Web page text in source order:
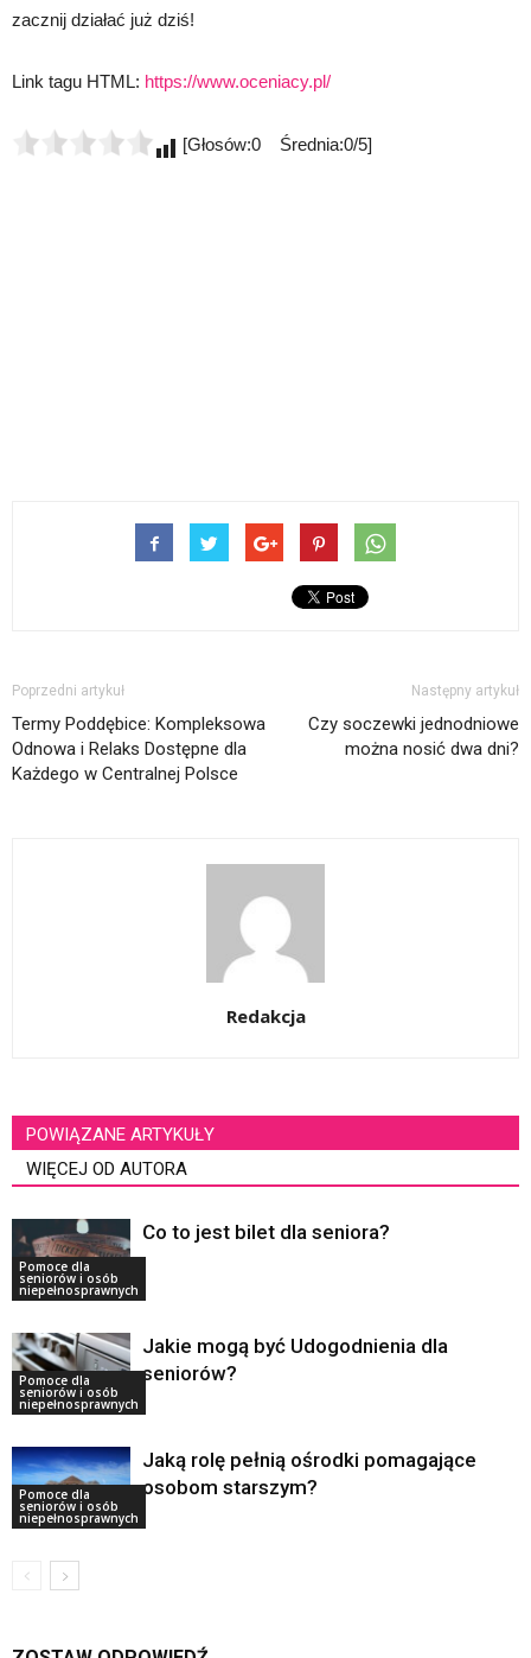
zacznij działać już dziś!
Link tagu HTML: https://www.oceniacy.pl/
[Głosów:0 Średnia:0/5]
Poprzedni artykuł
Termy Poddębice: Kompleksowa
Odnowa i Relaks Dostępne dla
Każdego w Centralnej Polsce
Następny artykuł
Czy soczewki jednodniowe
można nosić dwa dni?
Redakcja
POWIĄZANE ARTYKUŁY
WIĘCEJ OD AUTORA
Pomoce dla
seniorów i osób
niepełnosprawnych
Co to jest bilet dla seniora?
Pomoce dla
seniorów i osób
niepełnosprawnych
Jakie mogą być Udogodnienia dla
seniorów?
Pomoce dla
seniorów i osób
niepełnosprawnych
Jaką rolę pełnią ośrodki pomagające
osobom starszym?